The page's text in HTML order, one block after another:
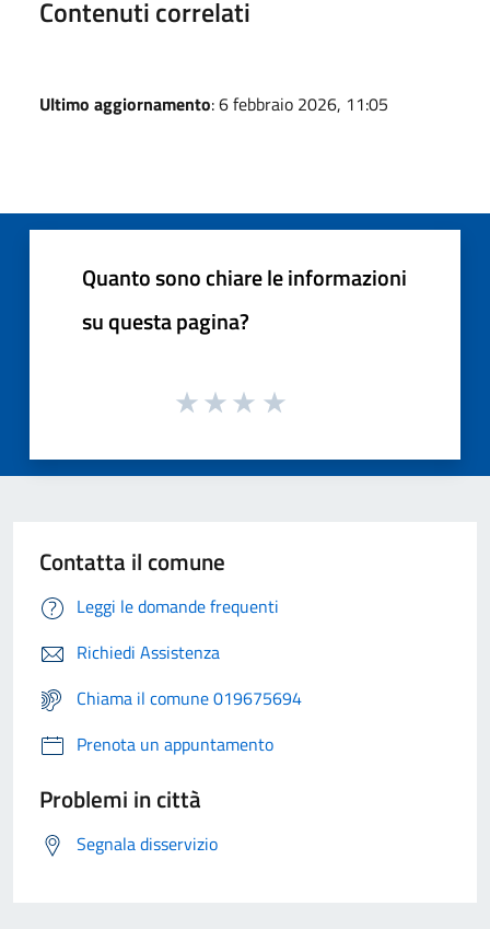
Contenuti correlati
Ultimo aggiornamento: 6 febbraio 2026, 11:05
Quanto sono chiare le informazioni
su questa pagina?
Contatta il comune
Leggi le domande frequenti
Richiedi Assistenza
Chiama il comune 019675694
Prenota un appuntamento
Problemi in città
Segnala disservizio